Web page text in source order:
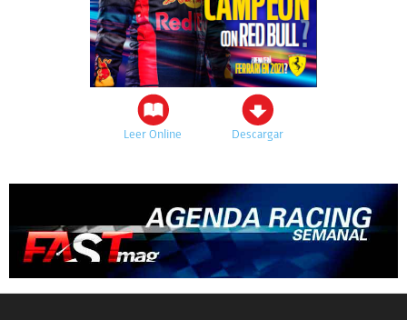
Leer Online Descargar